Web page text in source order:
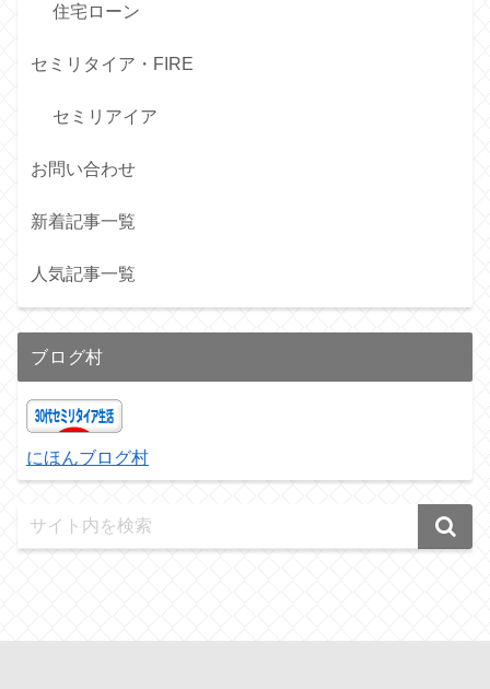
住宅ローン
セミリタイア・FIRE
セミリアイア
お問い合わせ
新着記事一覧
人気記事一覧
ブログ村
にほんブログ村